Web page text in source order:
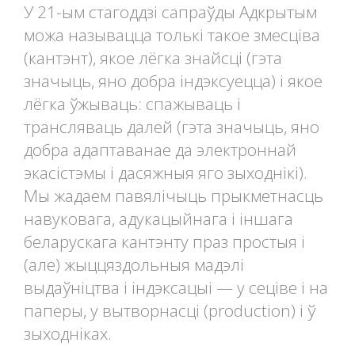
У 21-ым стагоддзі сапраўды Адкрытым
можа называцца толькі такое змесціва
(кантэнт), якое лёгка знайсці (гэта
значыць, яно добра індэксуецца) і якое
лёгка ўжываць: спажываць і
трансляваць далей (гэта значыць, яно
добра адаптаванае да электроннай
экасістэмы і дасяжныя яго зыходнікі).
Мы жадаем павялічыць прыкметнасць
навуковага, адукацыйнага і іншага
беларускага кантэнту праз простыя і
(але) жыццяздольныя мадэлі
выдаўніцтва і індэксацыі — у сеціве і на
паперы, у вытворнасці (production) і ў
зыходніках.